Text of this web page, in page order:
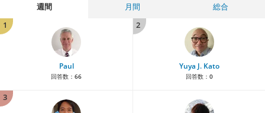
週間 月間
総合
1
Paul
回答数： 66
2
Yuya J. Kato
回答数： 0
3